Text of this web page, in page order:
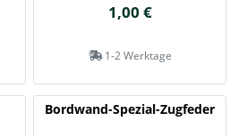
1,00 €
1-2 Werktage
Bordwand-Spezial-Zugfeder